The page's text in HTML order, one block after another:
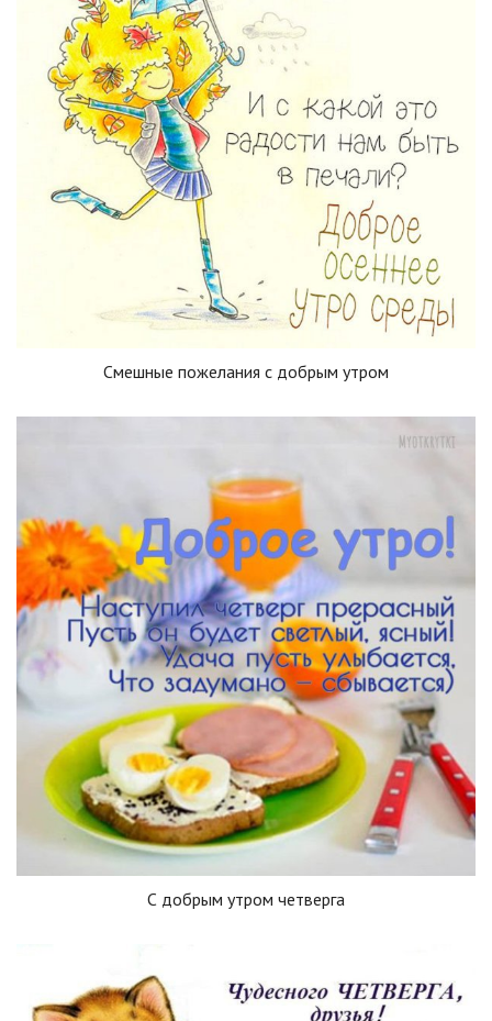
Смешные пожелания с добрым утром
С добрым утром четверга